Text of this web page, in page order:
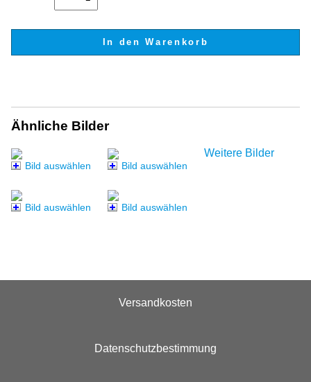
Ähnliche Bilder
Bild auswählen Bild auswählen
Bild auswählen Bild auswählen
Weitere Bilder
Versandkosten
Datenschutzbestimmung